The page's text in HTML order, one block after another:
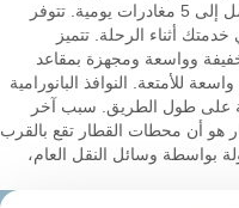
ساعات) وجدول مواعيد شامل يتضمن ما يصل إلى 5 مغادرات يومية. تتوفر
أثناء الرحلة. تتميز
وواسعة ومجهزة بمقاعد
للأمتعة. النوافذ البانورامية
على طول الطريق. سبب آخر
هو أن محطات القطار تقع بالقرب
بواسطة وسائل النقل العام،